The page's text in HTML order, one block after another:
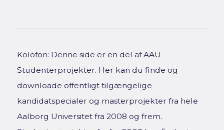
Kolofon: Denne side er en del af AAU
Studenterprojekter. Her kan du finde og
downloade offentligt tilgængelige
kandidatspecialer og masterprojekter fra hele
Aalborg Universitet fra 2008 og frem.